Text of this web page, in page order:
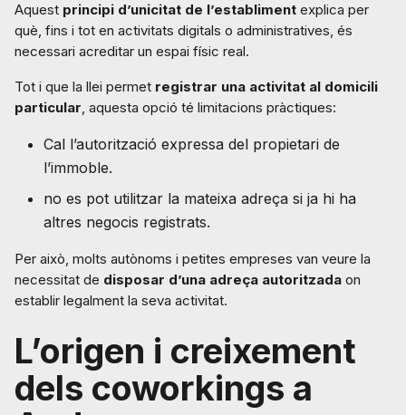
Aquest principi d’unicitat de l’establiment explica per
què, fins i tot en activitats digitals o administratives, és
necessari acreditar un espai físic real.
Tot i que la llei permet registrar una activitat al domicili
particular, aquesta opció té limitacions pràctiques:
Cal l’autorització expressa del propietari de
l’immoble.
no es pot utilitzar la mateixa adreça si ja hi ha
altres negocis registrats.
Per això, molts autònoms i petites empreses van veure la
necessitat de disposar d’una adreça autoritzada on
establir legalment la seva activitat.
L’origen i creixement
dels coworkings a